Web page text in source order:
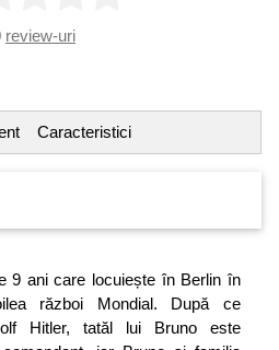
review-uri
Caracteristici
9 ani care locuiește în Berlin în
război Mondial. După ce
Hitler, tatăl lui Bruno este